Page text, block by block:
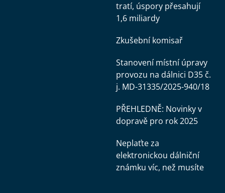
tratí, úspory přesahují
1,6 miliardy
Zkušební komisař
Stanovení místní úpravy
provozu na dálnici D35 č.
j. MD-31335/2025-940/18
PŘEHLEDNĚ: Novinky v
dopravě pro rok 2025
Neplaťte za
elektronickou dálniční
známku víc, než musíte